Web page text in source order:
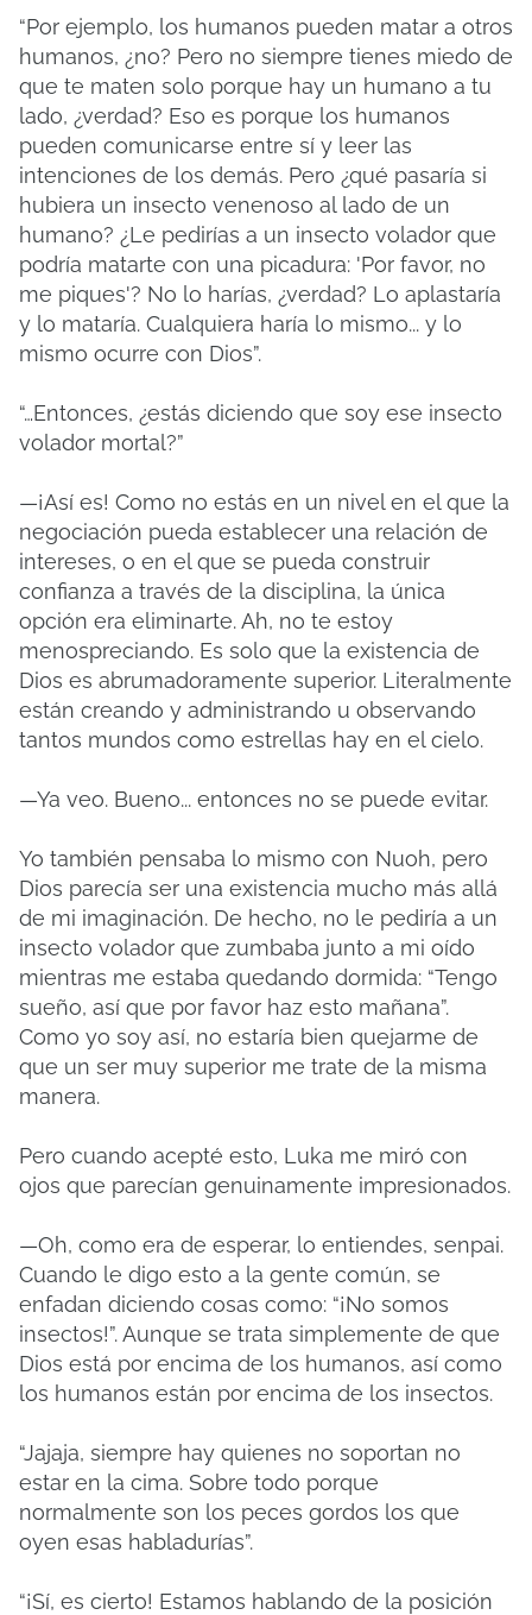
“Por ejemplo, los humanos pueden matar a otros
humanos, ¿no? Pero no siempre tienes miedo de
que te maten solo porque hay un humano a tu
lado, ¿verdad? Eso es porque los humanos
pueden comunicarse entre sí y leer las
intenciones de los demás. Pero ¿qué pasaría si
hubiera un insecto venenoso al lado de un
humano? ¿Le pedirías a un insecto volador que
podría matarte con una picadura: 'Por favor, no
me piques'? No lo harías, ¿verdad? Lo aplastaría
y lo mataría. Cualquiera haría lo mismo... y lo
mismo ocurre con Dios”.
“…Entonces, ¿estás diciendo que soy ese insecto
volador mortal?”
—¡Así es! Como no estás en un nivel en el que la
negociación pueda establecer una relación de
intereses, o en el que se pueda construir
confianza a través de la disciplina, la única
opción era eliminarte. Ah, no te estoy
menospreciando. Es solo que la existencia de
Dios es abrumadoramente superior. Literalmente
están creando y administrando u observando
tantos mundos como estrellas hay en el cielo.
—Ya veo. Bueno... entonces no se puede evitar.
Yo también pensaba lo mismo con Nuoh, pero
Dios parecía ser una existencia mucho más allá
de mi imaginación. De hecho, no le pediría a un
insecto volador que zumbaba junto a mi oído
mientras me estaba quedando dormida: “Tengo
sueño, así que por favor haz esto mañana”.
Como yo soy así, no estaría bien quejarme de
que un ser muy superior me trate de la misma
manera.
Pero cuando acepté esto, Luka me miró con
ojos que parecían genuinamente impresionados.
—Oh, como era de esperar, lo entiendes, senpai.
Cuando le digo esto a la gente común, se
enfadan diciendo cosas como: “¡No somos
insectos!”. Aunque se trata simplemente de que
Dios está por encima de los humanos, así como
los humanos están por encima de los insectos.
“Jajaja, siempre hay quienes no soportan no
estar en la cima. Sobre todo porque
normalmente son los peces gordos los que
oyen esas habladurías”.
“¡Sí, es cierto! Estamos hablando de la posición